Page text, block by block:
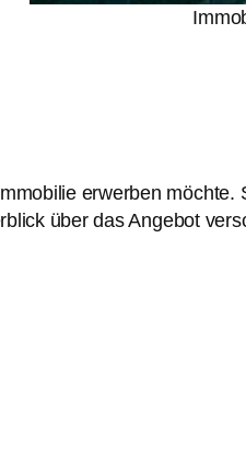
erwerben
über das Angebot